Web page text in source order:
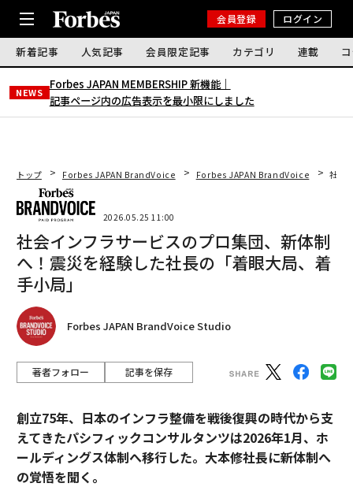
会員登録 ログイン
新着記事 人気記事 会員限定記事 カテゴリ 連載
NEWS
Forbes JAPAN MEMBERSHIP 新機能｜
記事ページ内の広告表示を最小限にしました
トップ Forbes JAPAN BrandVoice Forbes JAPAN BrandVoice 社会
2026.05.25 11:00
社会インフラサービスのプロ集団、新体制
へ！震災を経験した社長の「着眼大局、着
手小局」
Forbes JAPAN BrandVoice Studio
著者フォロー 記事を保存
創立75年、日本のインフラ整備を戦後復興の時代から支
えてきたパシフィックコンサルタンツは2026年1月、ホ
ールディングス体制へ移行した。大本修社長に新体制へ
の覚悟を聞く。